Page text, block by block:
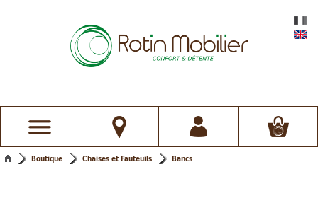
Boutique Chaises et Fauteuils Bancs